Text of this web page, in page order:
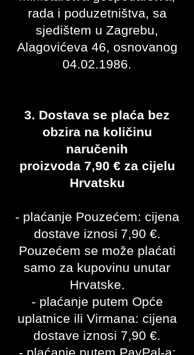
rada i poduzetništva, sa
sjedištem u Zagrebu,
Alagovićeva 46, osnovanog
04.02.1986.
3. Dostava se plaća bez
obzira na količinu
naručenih
proizvoda 7,90 € za cijelu
Hrvatsku
- plaćanje Pouzećem: cijena
dostave iznosi 7,90 €.
Pouzećem se može plaćati
samo za kupovinu unutar
Hrvatske.
- plaćanje putem Opće
uplatnice ili Virmana: cijena
dostave iznosi 7,90 €.
- plaćanje putem PayPal-a: